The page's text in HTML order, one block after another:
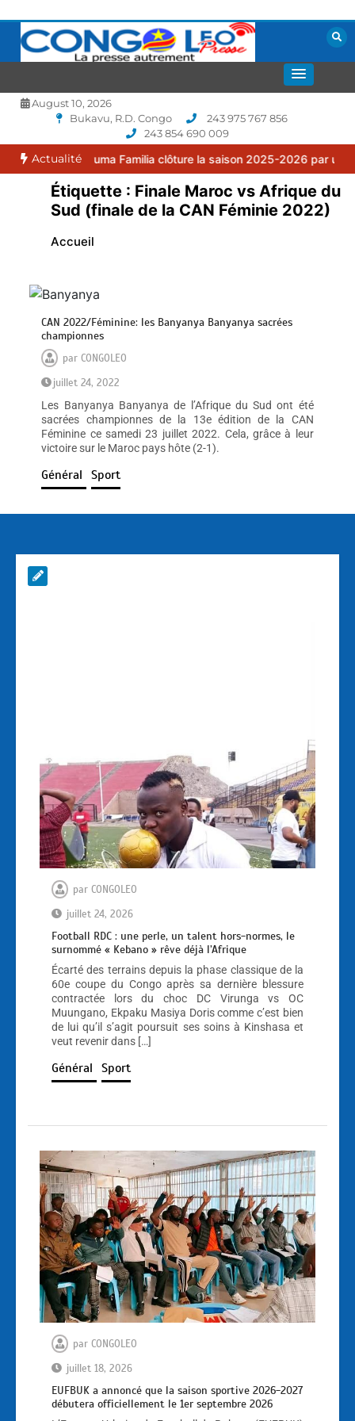
contenu
CONGOLEO
August 10, 2026
Bukavu, R.D. Congo
243 975 767 856
243 854 690 009
Actualité
: le FC Puma Familia clôture la saison 2025-2026 par une
Étiquette : Finale Maroc vs Afrique du
Sud (finale de la CAN Féminie 2022)
Accueil
CAN 2022/Féminine: les Banyanya Banyanya sacrées
championnes
parCONGOLEO
juillet 24, 2022
Les Banyanya Banyanya de l’Afrique du Sud ont été
sacrées championnes de la 13e édition de la CAN
Féminine ce samedi 23 juillet 2022. Cela, grâce à leur
victoire sur le Maroc pays hôte (2-1).
Général Sport
par CONGOLEO
juillet 24, 2026
Football RDC : une perle, un talent hors-normes, le
surnommé « Kebano » rêve déjà l’Afrique
Écarté des terrains depuis la phase classique de la
60e coupe du Congo après sa dernière blessure
contractée lors du choc DC Virunga vs OC
Muungano, Ekpaku Masiya Doris comme c’est bien
de lui qu’il s’agit poursuit ses soins à Kinshasa et
veut revenir dans […]
Général Sport
par CONGOLEO
juillet 18, 2026
EUFBUK a annoncé que la saison sportive 2026-2027
débutera officiellement le 1er septembre 2026